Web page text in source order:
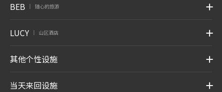
BEB 随心的旅游
LUCY 山区酒店
其他个性设施
当天来回设施